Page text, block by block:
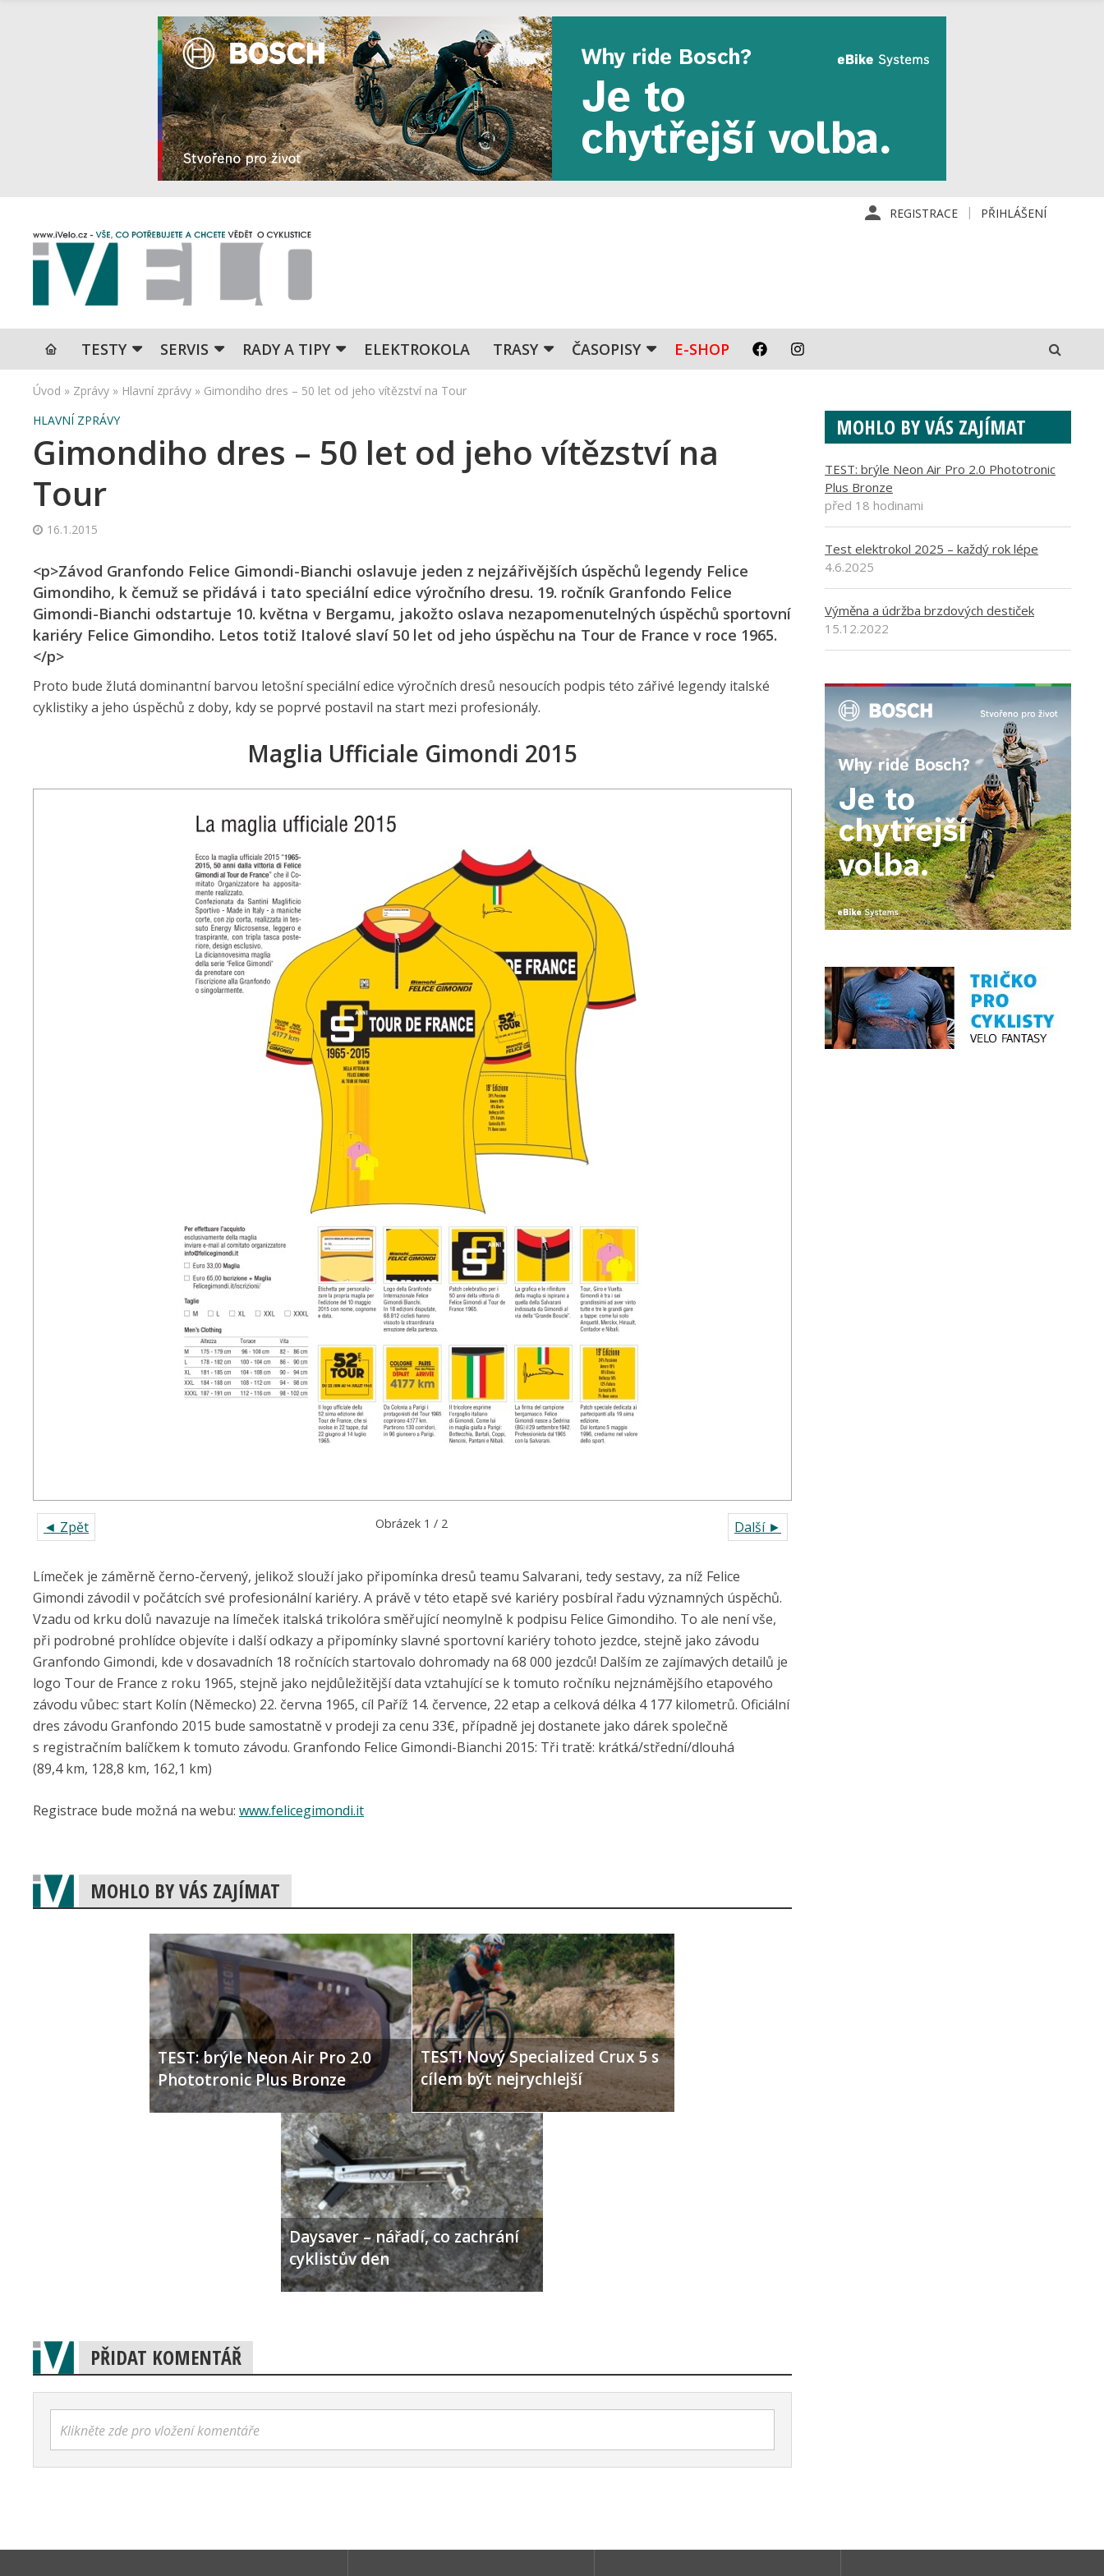
REGISTRACE PŘIHLÁŠENÍ
TESTY SERVIS RADY A TIPY ELEKTROKOLA TRASY ČASOPISY E-SHOP
Úvod » Zprávy » Hlavní zprávy » Gimondiho dres – 50 let od jeho vítězství na Tour
HLAVNÍ ZPRÁVY
Gimondiho dres – 50 let od jeho vítězství na
Tour
16.1.2015
<p>Závod Granfondo Felice Gimondi-Bianchi oslavuje jeden z nejzářivějších úspěchů legendy Felice
Gimondiho, k čemuž se přidává i tato speciální edice výročního dresu. 19. ročník Granfondo Felice
Gimondi-Bianchi odstartuje 10. května v Bergamu, jakožto oslava nezapomenutelných úspěchů sportovní
kariéry Felice Gimondiho. Letos totiž Italové slaví 50 let od jeho úspěchu na Tour de France v roce 1965.
</p>
Proto bude žlutá dominantní barvou letošní speciální edice výročních dresů nesoucích podpis této zářivé legendy italské
cyklistiky a jeho úspěchů z doby, kdy se poprvé postavil na start mezi profesionály.
Maglia Ufficiale Gimondi 2015
◄ Zpět Další ►
Obrázek 1 / 2
Límeček je záměrně černo-červený, jelikož slouží jako připomínka dresů teamu Salvarani, tedy sestavy, za níž Felice
Gimondi závodil v počátcích své profesionální kariéry. A právě v této etapě své kariéry posbíral řadu významných úspěchů.
Vzadu od krku dolů navazuje na límeček italská trikolóra směřující neomylně k podpisu Felice Gimondiho. To ale není vše,
při podrobné prohlídce objevíte i další odkazy a připomínky slavné sportovní kariéry tohoto jezdce, stejně jako závodu
Granfondo Gimondi, kde v dosavadních 18 ročnících startovalo dohromady na 68 000 jezdců! Dalším ze zajímavých detailů je
logo Tour de France z roku 1965, stejně jako nejdůležitější data vztahující se k tomuto ročníku nejznámějšího etapového
závodu vůbec: start Kolín (Německo) 22. června 1965, cíl Paříž 14. července, 22 etap a celková délka 4 177 kilometrů. Oficiální
dres závodu Granfondo 2015 bude samostatně v prodeji za cenu 33€, případně jej dostanete jako dárek společně
s registračním balíčkem k tomuto závodu. Granfondo Felice Gimondi-Bianchi 2015: Tři tratě: krátká/střední/dlou­há
(89,4 km, 128,8 km, 162,1 km)
Registrace bude možná na webu: www.felicegimondi.it
MOHLO BY VÁS ZAJÍMAT
TEST: brýle Neon Air Pro 2.0
Phototronic Plus Bronze
TEST! Nový Specialized Crux 5 s
cílem být nejrychlejší
Daysaver – nářadí, co zachrání
cyklistův den
PŘIDAT KOMENTÁŘ
Klikněte zde pro vložení komentáře
MOHLO BY VÁS ZAJÍMAT
TEST: brýle Neon Air Pro 2.0 Phototronic
Plus Bronze
před 18 hodinami
Test elektrokol 2025 – každý rok lépe
4.6.2025
Výměna a údržba brzdových destiček
15.12.2022